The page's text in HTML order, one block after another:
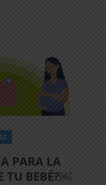
PARA LA
TU BEBÉ?￼